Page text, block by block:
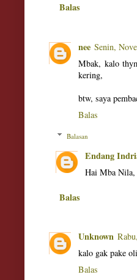
Balas
nee Senin,
Mbak, kalo
kering,
btw, saya
Balas
Balasan
Endang
Hai Mba Nila,
Balas
Unknown
kalo gak pake
Balas